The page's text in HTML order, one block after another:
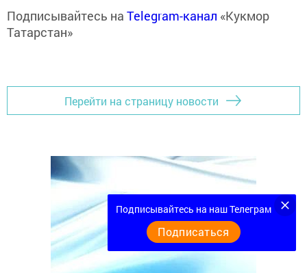
Подписывайтесь на Telegram-канал «Кукмор
Татарстан»
Перейти на страницу новости
Подписывайтесь на наш Телеграм
Подписаться